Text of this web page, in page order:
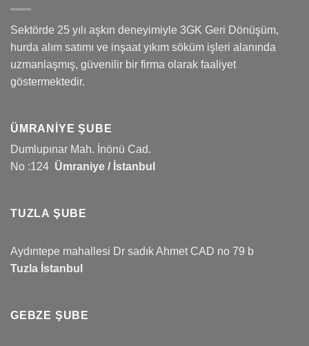
Sektörde 25 yılı aşkın deneyimiyle 3GK Geri Dönüşüm,
hurda alım satımı ve inşaat yıkım söküm işleri alanında
uzmanlaşmış, güvenilir bir firma olarak faaliyet
göstermektedir.
ÜMRANIYE ŞUBE
Dumlupınar Mah. İnönü Cad.
No :124 Ümraniye / İstanbul
TUZLA ŞUBE
Aydıntepe mahallesi Dr sadık Ahmet CAD no 79 b
Tuzla İstanbul
GEBZE ŞUBE